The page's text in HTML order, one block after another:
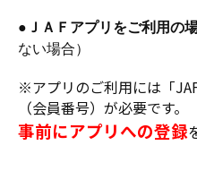
● ＪＡＦアプリをご利用の
ない場合）
※アプリのご利用には「
（会員番号）が必要です。
事前にアプリへの登録